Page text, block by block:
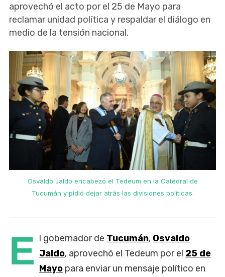
aprovechó el acto por el 25 de Mayo para
reclamar unidad política y respaldar el diálogo en
medio de la tensión nacional.
Osvaldo Jaldo encabezó el Tedeum en la Catedral de
Tucumán y pidió dejar atrás las divisiones políticas.
E l gobernador de Tucumán, Osvaldo
Jaldo, aprovechó el Tedeum por el 25 de
Mayo para enviar un mensaje político en